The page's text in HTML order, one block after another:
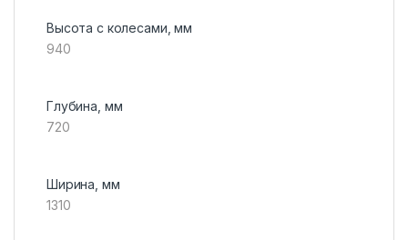
Высота с колесами, мм
940
Глубина, мм
720
Ширина, мм
1310